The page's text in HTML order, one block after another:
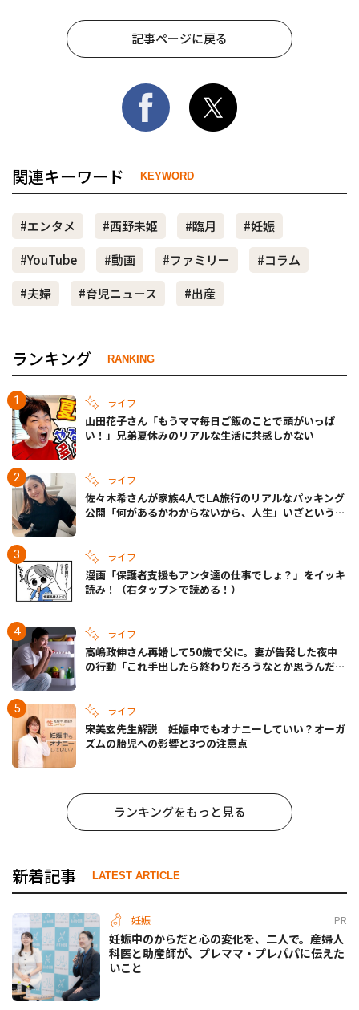
記事ページに戻る
関連キーワード KEYWORD
#エンタメ #西野未姫 #臨月
#妊娠
#YouTube
#動画 #ファミリー
#コラム
#夫婦
#育児ニュース #出産
ランキング RANKING
ライフ
山田花子さん「もうママ毎日ご飯のことで頭がいっぱ
い！」兄弟夏休みのリアルな生活に共感しかない
ライフ
佐々木希さんが家族4人でLA旅行のリアルなパッキング
公開「何があるかわからないから、人生」いざというと
ライフ
漫画「保護者支援もアンタ達の仕事でしょ？」をイッキ
読み！（右タップ＞で読める！）
ライフ
高嶋政伸さん再婚して50歳で父に。妻が告発した夜中
の行動「これ手出したら終わりだろうなとか思うんだけ
ライフ
宋美玄先生解説｜妊娠中でもオナニーしていい？オーガ
ズムの胎児への影響と3つの注意点
ランキングをもっと見る
新着記事 LATEST ARTICLE
妊娠 PR
妊娠中のからだと心の変化を、二人で。産婦人
科医と助産師が、プレママ・プレパパに伝えた
いこと